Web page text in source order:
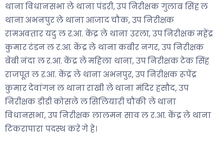
थाना विधानसभा ले थाना पंडरी, उप निरीक्षक गुलाब सिंह ल
थाना अभनपुर ले थाना आजाद चौक, उप निरीक्षक
रामअवतार यदु ल र.आ. केंद्र ले थाना उरला, उप निरीक्षक महेंद्र
कुमार टंडन ल र.आ. केंद्र ले थाना कबीर नगर, उप निरीक्षक
बेबी नंदा ल र.आ. केंद्र ले महिला थाना, उप निरीक्षक टेक सिंह
राजपूत ल र.आ. केंद्र ले थाना अभनपुर, उप निरीक्षक रूपेंद्र
कुमार देवांगन ल थाना राखी ले थाना मंदिर हसौद, उप
निरीक्षक डीडी कोसले ल सिलियारी चौकी ले थाना
विधानसभा, उप निरीक्षक लालमन साव ल र.आ. केंद्र ले थाना
टिकरापारा पदस्थ करे गे हे।